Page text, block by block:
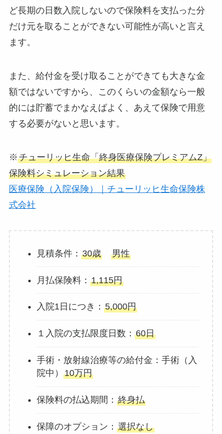
ど長期の日数入院しないので保険料を支払った分
だけ元を取ることができない可能性が高いと言え
ます。
また、給付金を受け取ることができても大きな金
額ではないですから、このくらいの金額なら一般
的には貯蓄でまかなえばよく、あえて保険で用意
する必要がないと思います。
※チューリッヒ生命「終身医療保険プレミアムZ」
保険料シミュレーション結果
医療保険（入院保険）｜チューリッヒ生命保険株
式会社
見積条件： 30歳 男性
月払保険料： 1,115円
入院1日につき： 5,000円
１入院の支払限度日数： 60日
手術・放射線治療等の給付金：手術（入
院中） 10万円
保険料の払込期間： 終身払
保障のオプション： 選択なし